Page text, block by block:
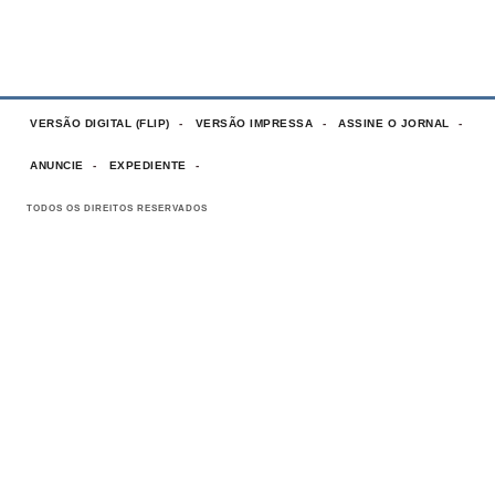
VERSÃO DIGITAL (FLIP) VERSÃO IMPRESSA ASSINE O JORNAL
ANUNCIE EXPEDIENTE
TODOS OS DIREITOS RESERVADOS